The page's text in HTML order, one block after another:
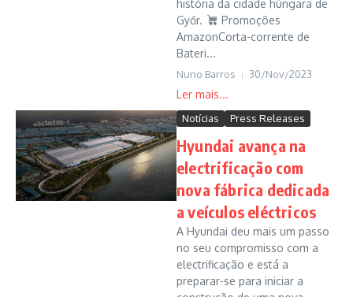
história da cidade húngara de
Győr.
Promoções
AmazonCorta-corrente de
Bateri...
Nuno Barros 30/Nov/2023
Notícias Press Releases
Hyundai avança na
electrificação com
nova fábrica dedicada
a veículos eléctricos
A Hyundai deu mais um passo
no seu compromisso com a
electrificação e está a
preparar-se para iniciar a